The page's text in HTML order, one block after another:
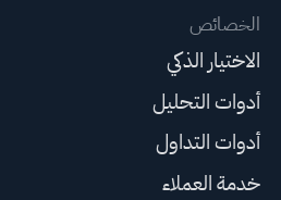
الخصائص
الاختيار الذكي
أدوات التحليل
أدوات التداول
خدمة العملاء